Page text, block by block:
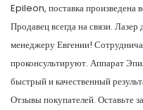
Epileon, поставка произведена
Продавец всегда на связи.
менеджеру Евгении!
проконсультируют. Аппарат
быстрый и качественный
Отзывы покупателей. Оставьте